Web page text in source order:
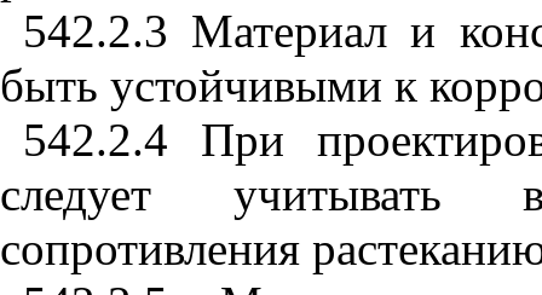
542.2.3 Материал и
быть устойчивыми к
542.2.4 При
следует учитывать
сопротивления